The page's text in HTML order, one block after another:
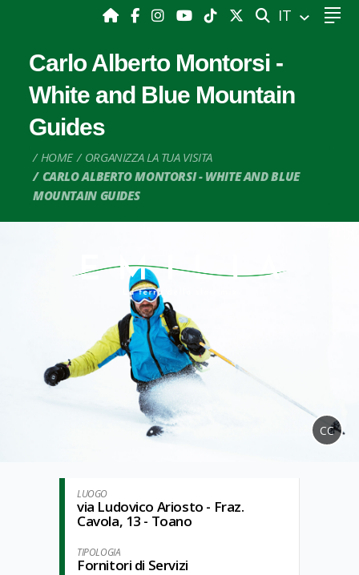
CERCA
IT
Carlo Alberto Montorsi -
White and Blue Mountain
Guides
HOME
ORGANIZZA LA TUA VISITA
CARLO ALBERTO MONTORSI - WHITE AND BLUE
MOUNTAIN GUIDES
CC
LUOGO
via Ludovico Ariosto - Fraz.
Cavola, 13 - Toano
TIPOLOGIA
Fornitori di Servizi